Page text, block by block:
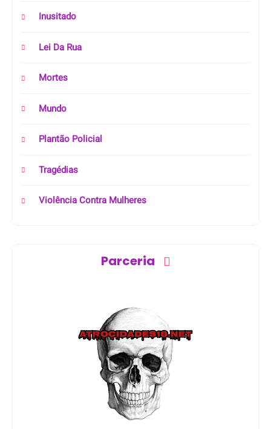
Inusitado
Lei Da Rua
Mortes
Mundo
Plantão Policial
Tragédias
Violência Contra Mulheres
Parceria